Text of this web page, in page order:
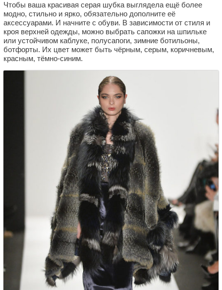
Чтобы ваша красивая серая шубка выглядела ещё более
модно, стильно и ярко, обязательно дополните её
аксессуарами. И начните с обуви. В зависимости от стиля и
кроя верхней одежды, можно выбрать сапожки на шпильке
или устойчивом каблуке, полусапоги, зимние ботильоны,
ботфорты. Их цвет может быть чёрным, серым, коричневым,
красным, тёмно-синим.